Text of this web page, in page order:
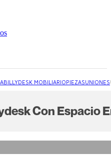
BILLYDESK MOBILIARIOPIEZASUNIONES
Con Espacio